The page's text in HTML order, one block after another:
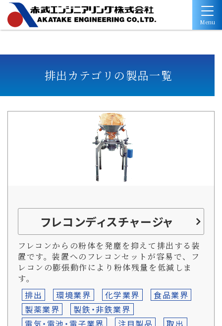
Menu
排出カテゴリの製品一覧
フレコンディスチャージャ
フレコンからの粉体を発塵を抑えて排出する装
置です。装置へのフレコンセットが容易で、フ
レコンの膨張動作により粉体残量を低減しま
す。
排出 環境業界 化学業界
食品業界
製薬業界
製鉄・非鉄業界